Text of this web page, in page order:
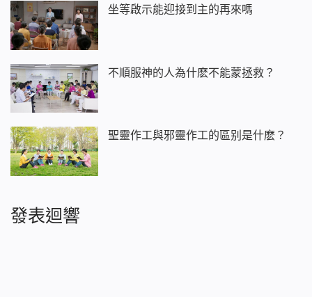
坐等啟示能迎接到主的再來嗎
不順服神的人為什麽不能蒙拯救？
聖靈作工與邪靈作工的區别是什麽？
發表迴響